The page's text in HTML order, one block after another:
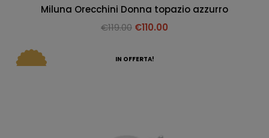
Miluna Orecchini Donna topazio azzurro
€119.00 €110.00
IN OFFERTA!